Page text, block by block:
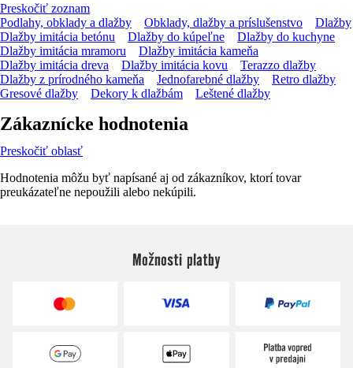
Preskočiť zoznam
Podlahy, obklady a dlažby
Obklady, dlažby a príslušenstvo
Dlažby
Dlažby imitácia betónu
Dlažby do kúpeľne
Dlažby do kuchyne
Dlažby imitácia mramoru
Dlažby imitácia kameňa
Dlažby imitácia dreva
Dlažby imitácia kovu
Terazzo dlažby
Dlažby z prírodného kameňa
Jednofarebné dlažby
Retro dlažby
Gresové dlažby
Dekory k dlažbám Leštené dlažby
Zákaznícke hodnotenia
Preskočiť oblasť
Hodnotenia môžu byť napísané aj od zákazníkov, ktorí tovar
preukázateľne nepoužili alebo nekúpili.
Možnosti platby